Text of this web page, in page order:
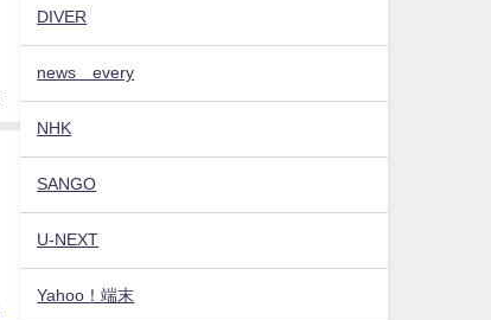
DIVER
news every
NHK
SANGO
U-NEXT
Yahoo！端末